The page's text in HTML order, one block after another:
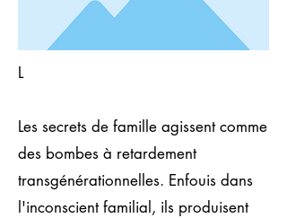
L
Les secrets de famille agissent comme
des bombes à retardement
transgénérationnelles. Enfouis dans
l'inconscient familial, ils produisent